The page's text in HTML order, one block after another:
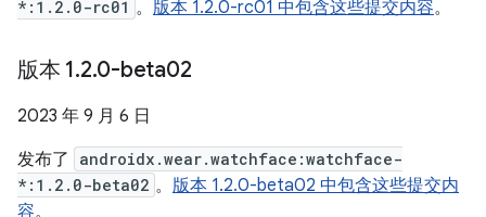
*:1.2.0-rc01 。 版本 1.2.0-rc01 中包含这些提交内容。
版本 1.2.0-beta02
2023 年 9 月 6 日
发布了
androidx.wear.watchface:watchface-
*:1.2.0-beta02 。 版本 1.2.0-beta02 中包含这些提交内
容。